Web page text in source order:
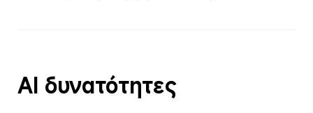
AI δυνατότητες